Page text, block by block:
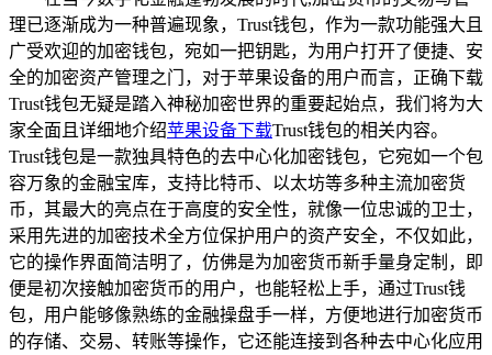
理已逐渐成为一种普遍现象，Trust钱包，作为一款功能强大且
广受欢迎的加密钱包，宛如一把钥匙，为用户打开了便捷、安
全的加密资产管理之门，对于苹果设备的用户而言，正确下载
Trust钱包无疑是踏入神秘加密世界的重要起始点，我们将为大
家全面且详细地介绍苹果设备下载Trust钱包的相关内容。
Trust钱包是一款独具特色的去中心化加密钱包，它宛如一个包
容万象的金融宝库，支持比特币、以太坊等多种主流加密货
币，其最大的亮点在于高度的安全性，就像一位忠诚的卫士，
采用先进的加密技术全方位保护用户的资产安全，不仅如此，
它的操作界面简洁明了，仿佛是为加密货币新手量身定制，即
便是初次接触加密货币的用户，也能轻松上手，通过Trust钱
包，用户能够像熟练的金融操盘手一样，方便地进行加密货币
的存储、交易、转账等操作，它还能连接到各种去中心化应用